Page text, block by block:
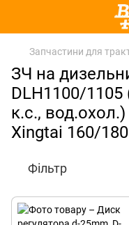
Запчастини для
ЗЧ на
DLH1100/1105
к.с., вод.охол.)
Xingtai 160/180
Фільтр